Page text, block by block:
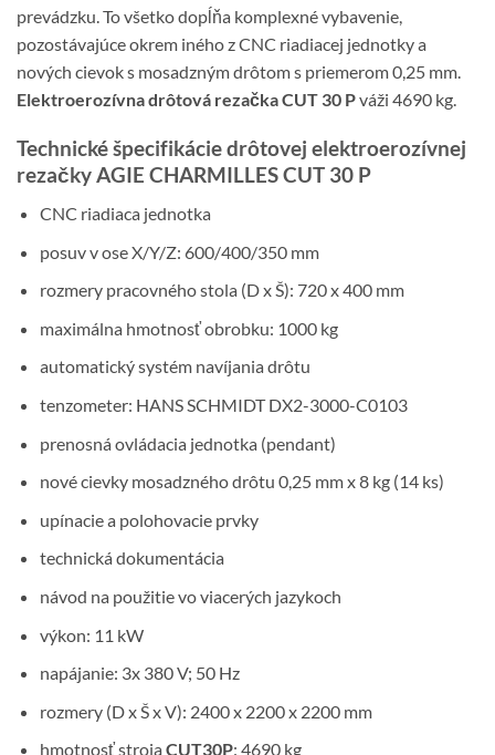
prevádzku. To všetko dopĺňa komplexné vybavenie,
pozostávajúce okrem iného z CNC riadiacej jednotky a
nových cievok s mosadzným drôtom s priemerom 0,25 mm.
Elektroerozívna drôtová rezačka CUT 30 Pváži 4690 kg.
Technické špecifikácie drôtovej elektroerozívnej
rezačky AGIE CHARMILLES CUT 30 P
CNC riadiaca jednotka
posuv v ose X/Y/Z: 600/400/350 mm
rozmery pracovného stola (D x Š): 720 x 400 mm
maximálna hmotnosť obrobku: 1000 kg
automatický systém navíjania drôtu
tenzometer: HANS SCHMIDT DX2-3000-C0103
prenosná ovládacia jednotka (pendant)
nové cievky mosadzného drôtu 0,25 mm x 8 kg (14 ks)
upínacie a polohovacie prvky
technická dokumentácia
návod na použitie vo viacerých jazykoch
výkon: 11 kW
napájanie: 3x 380 V; 50 Hz
rozmery (D x Š x V): 2400 x 2200 x 2200 mm
hmotnosť stroja CUT30P: 4690 kg